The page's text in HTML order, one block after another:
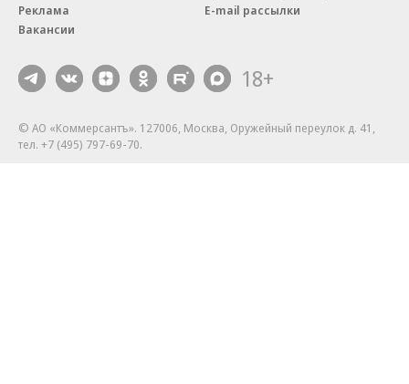
Реклама
Вакансии
E-mail рассылки
18+
© АО «Коммерсантъ». 127006, Москва, Оружейный переулок д. 41,
тел. +7 (495) 797-69-70.